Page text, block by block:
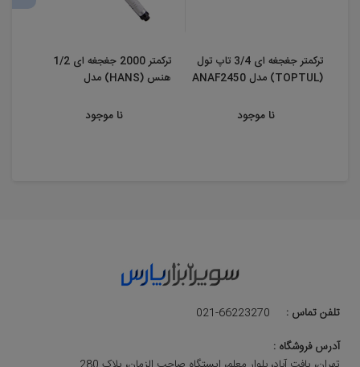
ترکمتر جغجغه ای 3/4 تاپ تول
(TOPTUL) مدل ANAF2450
نا موجود
ترکمتر 2000 جغجغه ای 1/2
هنس (HANS) مدل
نا موجود
تلفن تماس :
021-66223270
آدرس فروشگاه :